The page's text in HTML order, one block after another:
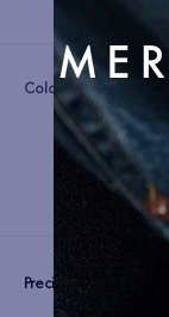
Color:
Precio: S/